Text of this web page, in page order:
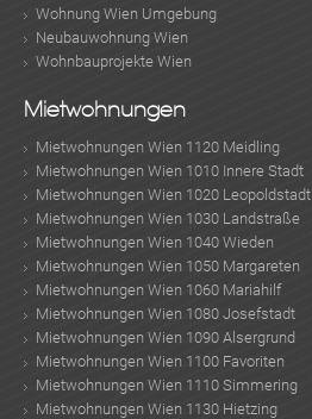
Wohnung Wien Umgebung
Neubauwohnung Wien
Wohnbauprojekte Wien
Mietwohnungen
Mietwohnungen Wien 1120 Meidling
Mietwohnungen Wien 1010 Innere Stadt
Mietwohnungen Wien 1020 Leopoldstadt
Mietwohnungen Wien 1030 Landstraße
Mietwohnungen Wien 1040 Wieden
Mietwohnungen Wien 1050 Margareten
Mietwohnungen Wien 1060 Mariahilf
Mietwohnungen Wien 1080 Josefstadt
Mietwohnungen Wien 1090 Alsergrund
Mietwohnungen Wien 1100 Favoriten
Mietwohnungen Wien 1110 Simmering
Mietwohnungen Wien 1130 Hietzing